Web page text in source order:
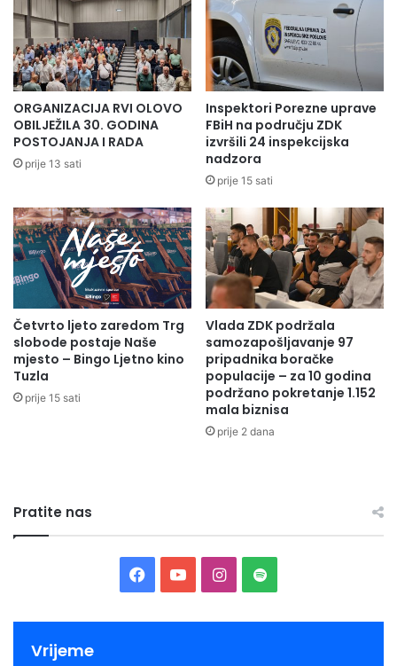
Vlada je naložila Ministarstvu unutrašnjih poslova i
Kantonalnoj upravi za inspekcijske poslove ZDK-a da
ubrzaju izmjenu zakonske regulative koja bi trebala da
olakša policijskim službenicima i inspektorima provođenje
epidemioloških mjera, dajući im veća ovlaštenja.
Press služba ZDK
ORGANIZACIJA RVI OLOVO
OBILJEŽILA 30. GODINA
POSTOJANJA I RADA
prije 13 sati
Inspektori Porezne uprave
FBiH na području ZDK
izvršili 24 inspekcijska
nadzora
prije 15 sati
Četvrto ljeto zaredom Trg
slobode postaje Naše
mjesto – Bingo Ljetno kino
Tuzla
prije 15 sati
Vlada ZDK podržala
samozapošljavanje 97
pripadnika boračke
populacije – za 10 godina
podržano pokretanje 1.152
mala biznisa
prije 2 dana
Pratite nas
Facebook
YouTubeInstagram
Spotify
Vrijeme